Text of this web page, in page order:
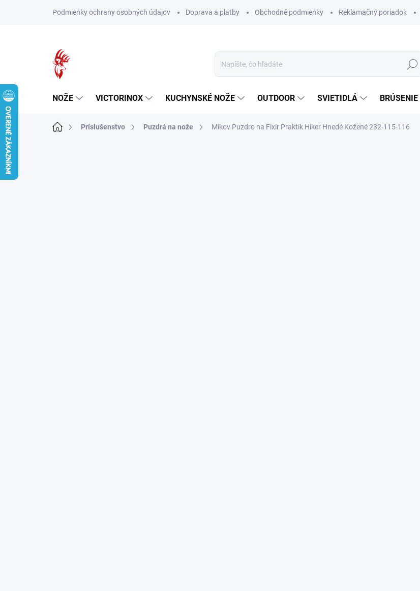
Podmienky ochrany osobných údajov Doprava a platby Obchodné podmienky Reklamačný poriadok
Hľadať
NOŽE VICTORINOX KUCHYNSKÉ NOŽE OUTDOOR SVIETIDLÁ BRÚSENIE
DomovPríslušenstvo Puzdrá na nože Mikov Puzdro na Fixir Praktik Hiker Hnedé Kožené 232-115-116